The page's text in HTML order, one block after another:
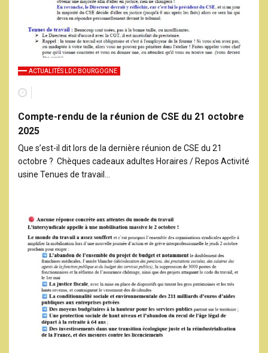
ACTUALITÉS LDC BOURGOGNE
Compte-rendu de la réunion de CSE du 21 octobre
2025
Que s’est-il dit lors de la dernière réunion de CSE du 21
octobre ? Chèques cadeaux adultes Horaires / Repos Activité
usine Tenues de travail…